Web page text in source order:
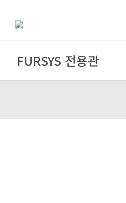
FURSYS 전용관